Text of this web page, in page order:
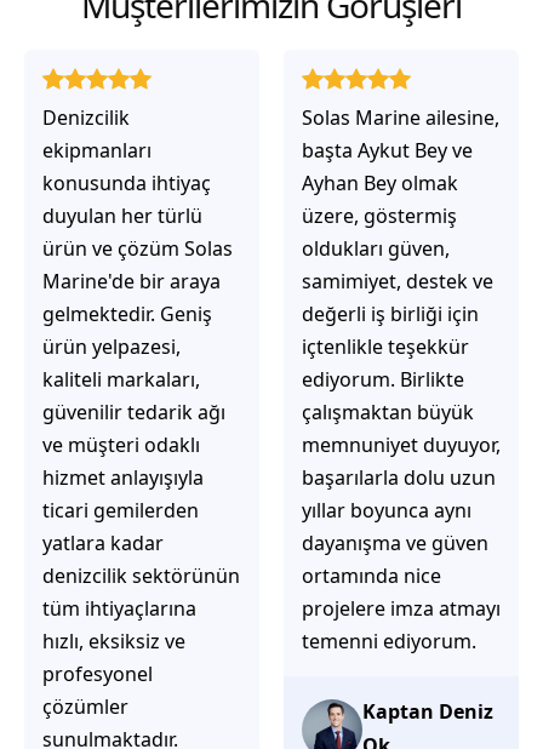
Solas Marine ailesine,
başta Aykut Bey ve
Ayhan Bey olmak
üzere, göstermiş
oldukları güven,
samimiyet, destek ve
değerli iş birliği için
içtenlikle teşekkür
ediyorum. Birlikte
çalışmaktan büyük
memnuniyet duyuyor,
başarılarla dolu uzun
yıllar boyunca aynı
dayanışma ve güven
ortamında nice
projelere imza atmayı
temenni ediyorum.
Kaptan Deniz
Solas Marine ile
çalıştığınızda,
işlerinin gerçekten
çözüm üretmeye
odaklı olduğunu
hemen fark
ediyorsunuz.
İhtiyaçlarınıza hızlı ve
doğru çözümler
sunmaya çalışıyorlar.
Müşteri
memnuniyetini ön
planda tutan
yaklaşımları, ilgili
iletişimleri ve
güvenilir hizmet
anlayışları sayesinde
başarılı bir ekip
olduklarını